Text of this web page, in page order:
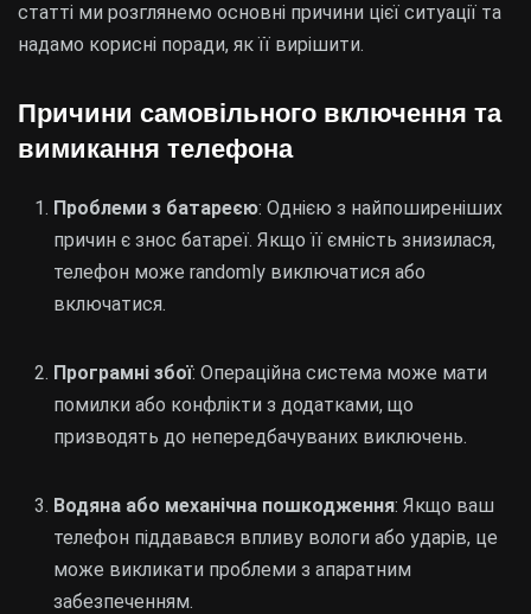
статті ми розглянемо основні причини цієї ситуації та
надамо корисні поради, як її вирішити.
Причини самовільного включення та
вимикання телефона
Проблеми з батареєю: Однією з найпоширеніших
причин є знос батареї. Якщо її ємність знизилася,
телефон може randomly виключатися або
включатися.
Програмні збої: Операційна система може мати
помилки або конфлікти з додатками, що
призводять до непередбачуваних виключень.
Водяна або механічна пошкодження: Якщо ваш
телефон піддавався впливу вологи або ударів, це
може викликати проблеми з апаратним
забезпеченням.